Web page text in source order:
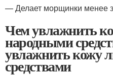
— Делает морщинки менее
Чем увлажнить
народными
увлажнить кожу
средствами